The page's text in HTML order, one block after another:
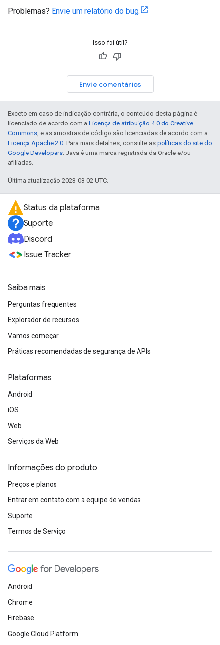
Problemas? Envie um relatório do bug.
Isso foi útil?
Envie comentários
Exceto em caso de indicação contrária, o conteúdo desta página é
licenciado de acordo com a Licença de atribuição 4.0 do Creative
Commons, e as amostras de código são licenciadas de acordo com a
Licença Apache 2.0. Para mais detalhes, consulte as políticas do site do
Google Developers. Java é uma marca registrada da Oracle e/ou
afiliadas.
Última atualização 2023-08-02 UTC.
Status da plataforma
Suporte
Discord
Issue Tracker
Saiba mais
Perguntas frequentes
Explorador de recursos
Vamos começar
Práticas recomendadas de segurança de APIs
Plataformas
Android
iOS
Web
Serviços da Web
Informações do produto
Preços e planos
Entrar em contato com a equipe de vendas
Suporte
Termos de Serviço
Android
Chrome
Firebase
Google Cloud Platform